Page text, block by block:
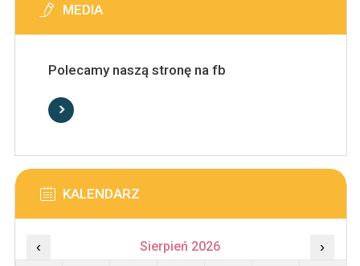
MEDIA
Polecamy naszą stronę na fb
KALENDARZ
‹ Sierpień 2026 ›